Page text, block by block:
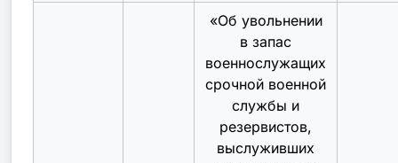
«Об увольнении
в запас
военнослужащих
срочной военной
службы и
резервистов,
выслуживших